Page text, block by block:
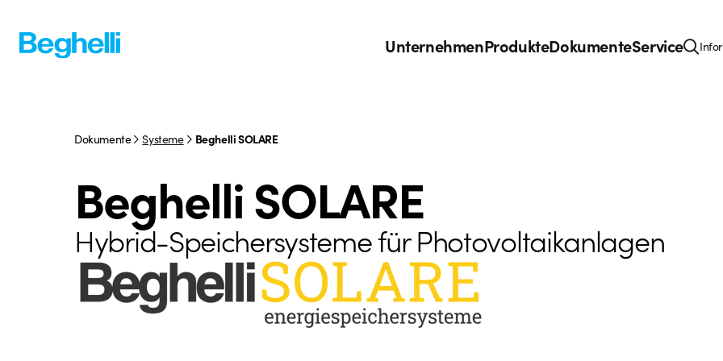
UnternehmenProdukteDokumenteService
Dokumente Systeme Beghelli SOLARE
Beghelli SOLARE
Hybrid-Speichersysteme für Photovoltaikanlagen